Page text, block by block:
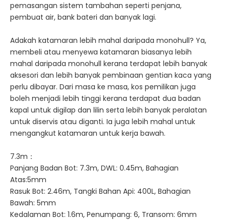
pemasangan sistem tambahan seperti penjana,
pembuat air, bank bateri dan banyak lagi.
Adakah katamaran lebih mahal daripada monohull? Ya,
membeli atau menyewa katamaran biasanya lebih
mahal daripada monohull kerana terdapat lebih banyak
aksesori dan lebih banyak pembinaan gentian kaca yang
perlu dibayar. Dari masa ke masa, kos pemilikan juga
boleh menjadi lebih tinggi kerana terdapat dua badan
kapal untuk digilap dan lilin serta lebih banyak peralatan
untuk diservis atau diganti. Ia juga lebih mahal untuk
mengangkut katamaran untuk kerja bawah.
7.3m：
Panjang Badan Bot: 7.3m, DWL: 0.45m, Bahagian
Atas:5mm
Rasuk Bot: 2.46m, Tangki Bahan Api: 400L, Bahagian
Bawah: 5mm
Kedalaman Bot: 1.6m, Penumpang: 6, Transom: 6mm